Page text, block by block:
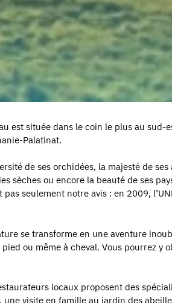
est située dans le coin le plus au sud-
Palatinat.
de ses orchidées, la majesté de
sèches ou encore la beauté de ses
pas seulement notre avis : en 2009,
se transforme en une aventure
ou même à cheval. Vous pourrez
locaux proposent des
visite en famille au jardin des